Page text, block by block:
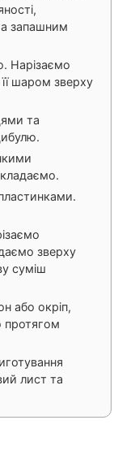
запашним
Нарізаємо
шаром зверху
та
зверху
суміш
або окріп,
лист та